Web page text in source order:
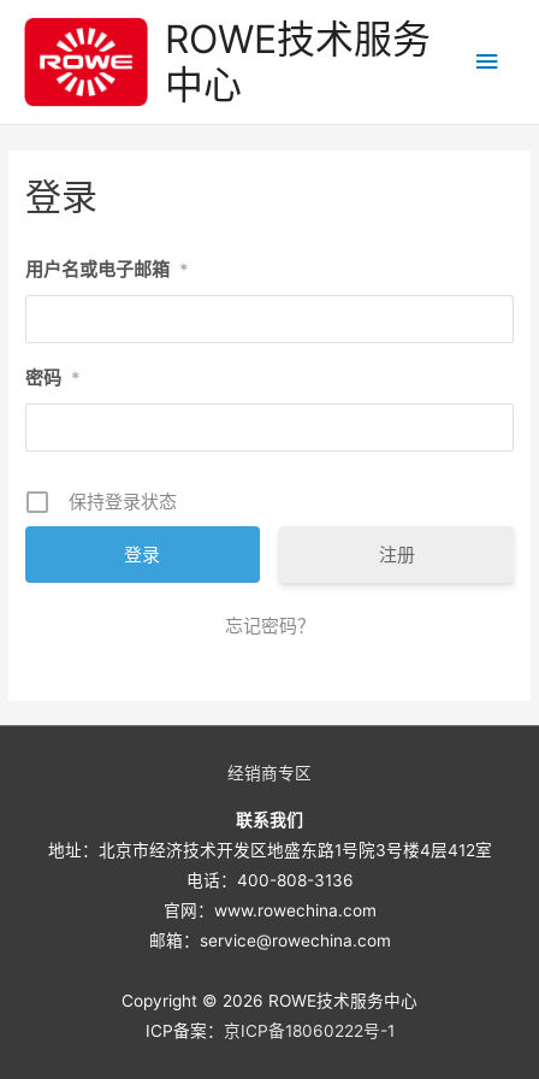
ROWE技术服务
中心
主
登录
用户名或电子邮箱 *
密码 *
保持登录状态
注册
忘记密码？
经销商专区
联系我们
地址：北京市经济技术开发区地盛东路1号院3号楼4层412室
电话：400-808-3136
官网：www.rowechina.com
邮箱：service@rowechina.com
Copyright © 2026 ROWE技术服务中心
ICP备案： 京ICP备18060222号-1